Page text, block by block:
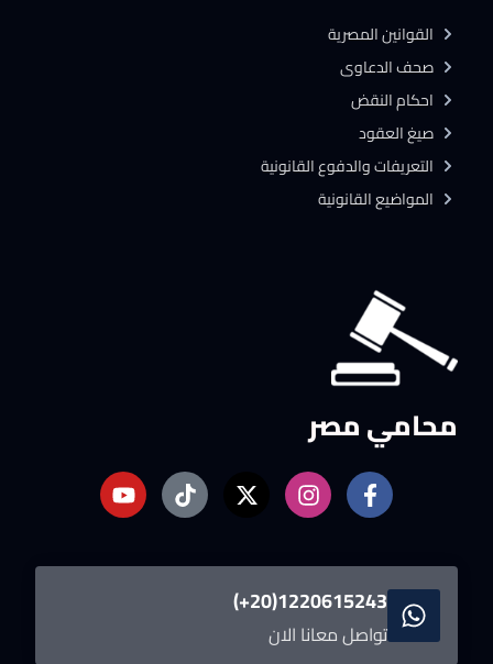
محامي مصر
1220615243(20+)
تواصل معانا الان
القوانين المصرية
صحف الدعاوى
احكام النقض
صيغ العقود
التعريفات والدفوع القانونية
المواضيع القانونية